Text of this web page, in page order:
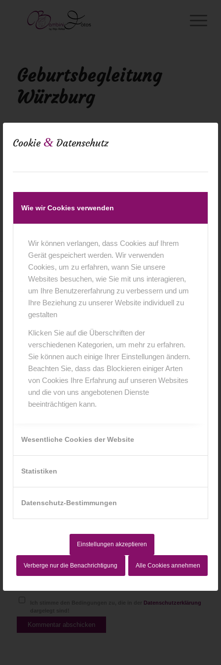
Cookie & Datenschutz
Wie wir Cookies verwenden
Wir können verlangen, dass Cookies auf Ihrem
Gerät gespeichert werden. Wir verwenden
Cookies, um zu erfahren, wann Sie unsere
Websites besuchen, wie Sie mit uns interagieren,
um Ihre Benutzererfahrung zu verbessern und um
Ihre Beziehung zu unserer Website individuell zu
gestalten
Klicken Sie auf die Überschriften der
verschiedenen Kategorien, um mehr zu erfahren.
Sie können auch einige Ihrer Einstellungen ändern.
Beachten Sie, dass das Blockieren einiger Arten
von Cookies Ihre Erfahrung auf unseren Websites
und die von uns angebotenen Dienste
beeinträchtigen kann.
Wesentliche Cookies der Website
Statistiken
Datenschutz-Bestimmungen
Einstellungen akzeptieren
Verberge nur die Benachrichtigung Alle Cookies annehmen
Geburtsbegleitung
Würzburg
0 Kommentare
KOMMENTARE
Hinterlasse einen Kommentar
An der Diskussion beteiligen?
Hinterlasse uns deinen Kommentar!
Datenschutzerklärung